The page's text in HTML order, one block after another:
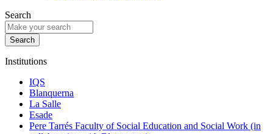
Search
Institutions
IQS
Blanquerna
La Salle
Esade
Pere Tarrés Faculty of Social Education and Social Work (in